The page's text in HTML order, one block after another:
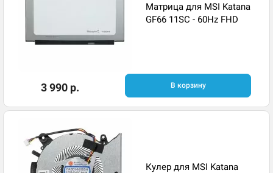
Матрица для MSI Katana
GF66 11SC - 60Hz FHD
3 990 р. В корзину
Кулер для MSI Katana